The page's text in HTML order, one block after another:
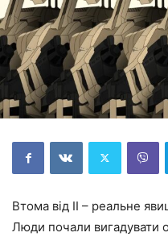
Втома від ІІ – реальне
Люди почали вигадувати